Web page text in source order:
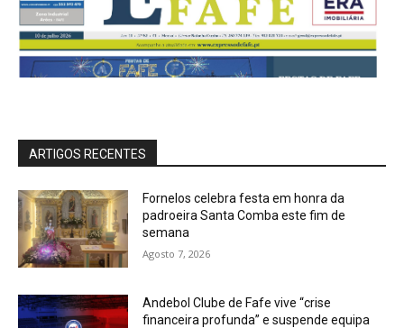
ARTIGOS RECENTES
Fornelos celebra festa em honra da
padroeira Santa Comba este fim de
semana
Agosto 7, 2026
Andebol Clube de Fafe vive “crise
financeira profunda” e suspende equipa